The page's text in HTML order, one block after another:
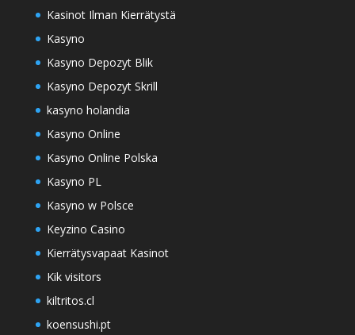
Kasinot Ilman Kierrätystä
Kasyno
Kasyno Depozyt Blik
Kasyno Depozyt Skrill
kasyno holandia
Kasyno Online
Kasyno Online Polska
Kasyno PL
Kasyno w Polsce
Keyzino Casino
Kierrätysvapaat Kasinot
Kik visitors
kiltritos.cl
koensushi.pt